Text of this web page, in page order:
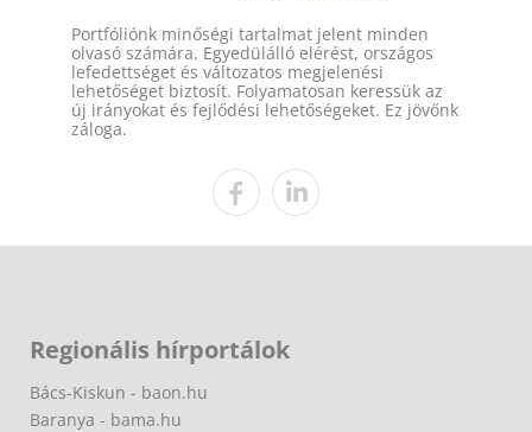
Portfóliónk minőségi tartalmat jelent minden
olvasó számára. Egyedülálló elérést, országos
lefedettséget és változatos megjelenési
lehetőséget biztosít. Folyamatosan keressük az
új irányokat és fejlődési lehetőségeket. Ez jövőnk
záloga.
Regionális hírportálok
Bács-Kiskun - baon.hu
Baranya - bama.hu